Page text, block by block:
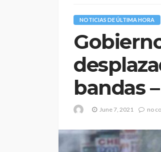
NOTICIAS DE ÚLTIMA HORA
bandas –
June 7, 2021 no